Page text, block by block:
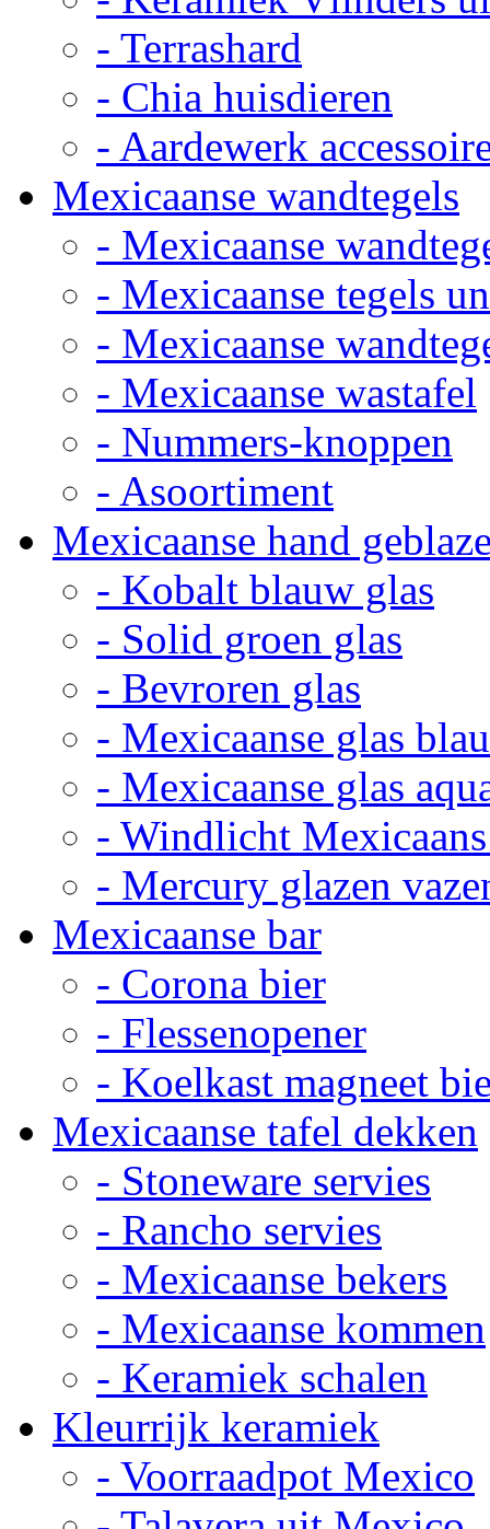
- Terrashard
- Chia huisdieren
- Aardewerk
Mexicaanse wandtegels
- Mexicaanse
- Mexicaanse tegels
- Mexicaanse
- Mexicaanse wastafel
- Nummers-knoppen
- Asoortiment
Mexicaanse hand
- Kobalt blauw glas
- Solid groen glas
- Bevroren glas
- Mexicaanse glas
- Mexicaanse glas
- Windlicht
- Mercury glazen
Mexicaanse bar
- Corona bier
- Flessenopener
- Koelkast magneet
Mexicaanse tafel dekken
- Stoneware servies
- Rancho servies
- Mexicaanse bekers
- Mexicaanse kommen
- Keramiek schalen
Kleurrijk keramiek
- Voorraadpot Mexico